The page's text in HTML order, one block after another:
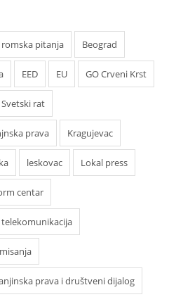
pitanja Beograd
EED EU GO Crveni Krst
Svetski rat
prava Kragujevac
leskovac Lokal press
centar
prava i društveni dijalog